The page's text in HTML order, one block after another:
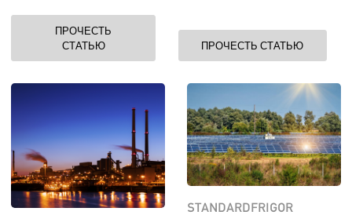
ПРОЧЕСТЬ
СТАТЬЮ
ПРОЧЕСТЬ СТАТЬЮ
STANDARDFRIGOR